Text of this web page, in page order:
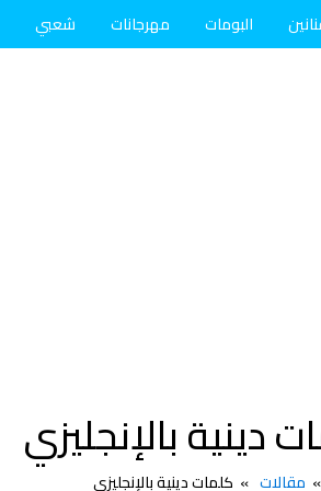
البومات مهرجانات شعبي
دينية بالإنجليزي
مقالات كلمات دينية بالإنجليزي